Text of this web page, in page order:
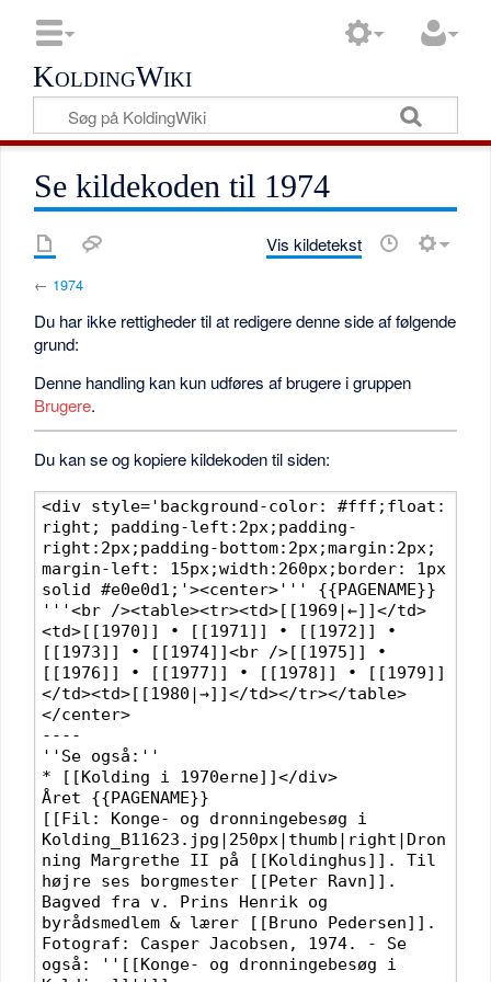
KoldingWiki
Se kildekoden til 1974
Vis kildetekst
← 1974
Du har ikke rettigheder til at redigere denne side af følgende
grund:
Denne handling kan kun udføres af brugere i gruppen
Brugere.
Du kan se og kopiere kildekoden til siden: